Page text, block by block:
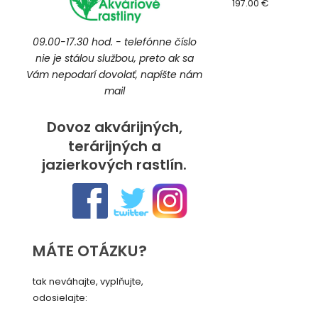
09.00-17.30 hod. - telefónne číslo
nie je stálou službou, preto ak sa
Vám nepodarí dovolať, napíšte nám
mail
Dovoz akvárijných,
terárijných a
jazierkových rastlín.
MÁTE OTÁZKU?
tak neváhajte, vyplňujte,
odosielajte:
197.00 €